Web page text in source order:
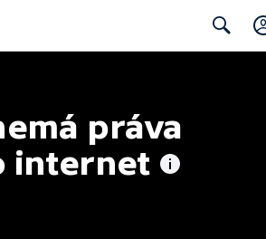
práva
internet